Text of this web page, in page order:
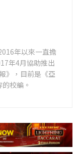
年以來一直擔
年4月協助推出
》，目前是《亞
校編。